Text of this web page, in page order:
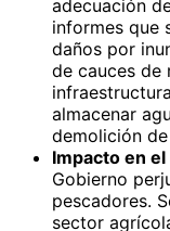
adecuación
informes que
daños por
de cauces de
almacenar
demolición
Impacto en
Gobierno
pescadores.
sector